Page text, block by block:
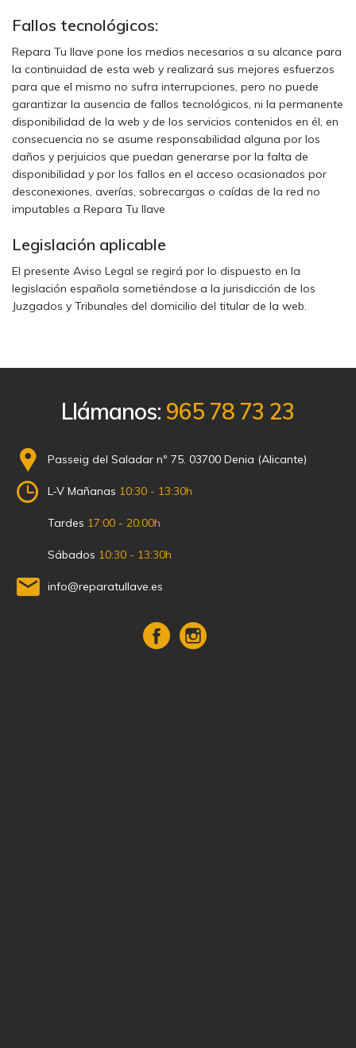
Fallos tecnológicos:
Repara Tu llave pone los medios necesarios a su alcance para
la continuidad de esta web y realizará sus mejores esfuerzos
para que el mismo no sufra interrupciones, pero no puede
garantizar la ausencia de fallos tecnológicos, ni la permanente
disponibilidad de la web y de los servicios contenidos en él, en
consecuencia no se asume responsabilidad alguna por los
daños y perjuicios que puedan generarse por la falta de
disponibilidad y por los fallos en el acceso ocasionados por
desconexiones, averías, sobrecargas o caídas de la red no
imputables a Repara Tu llave
Legislación aplicable
El presente Aviso Legal se regirá por lo dispuesto en la
legislación española sometiéndose a la jurisdicción de los
Juzgados y Tribunales del domicilio del titular de la web.
Llámanos: 965 78 73 23
Passeig del Saladar nº 75. 03700 Denia (Alicante)
L-V Mañanas 10:30 - 13:30h
Tardes 17:00 - 20:00h
Sábados 10:30 - 13:30h
info@reparatullave.es